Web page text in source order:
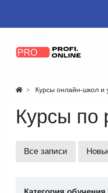
Курсы онлайн-школ и
Курсы по
Все записи